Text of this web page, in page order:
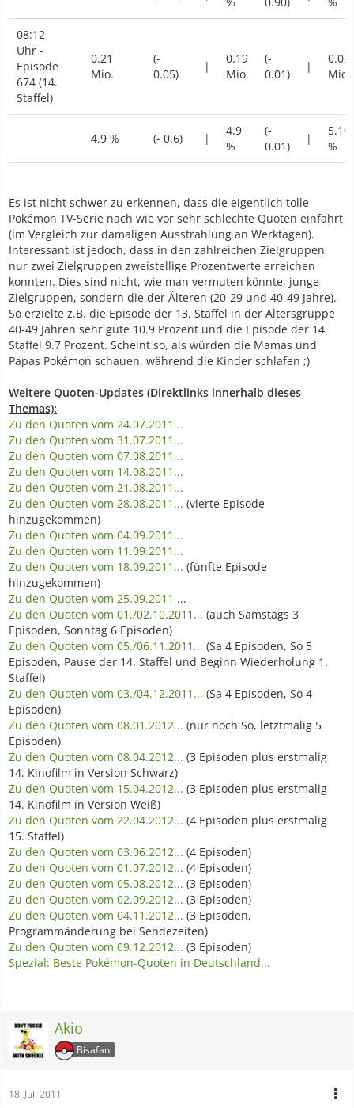
08:12
Uhr -
Episode
674 (14.
Staffel)
0.21
Mio.
(-
0.05)
|
0.19
Mio.
(-
0.01)
|
0.02
Mio.
4.9 % (- 0.6) |
4.9
%
(-
0.01)
|
5.10
%
Es ist nicht schwer zu erkennen, dass die eigentlich tolle
Pokémon TV-Serie nach wie vor sehr schlechte Quoten einfährt
(im Vergleich zur damaligen Ausstrahlung an Werktagen).
Interessant ist jedoch, dass in den zahlreichen Zielgruppen
nur zwei Zielgruppen zweistellige Prozentwerte erreichen
konnten. Dies sind nicht, wie man vermuten könnte, junge
Zielgruppen, sondern die der Älteren (20-29 und 40-49 Jahre).
So erzielte z.B. die Episode der 13. Staffel in der Altersgruppe
40-49 Jahren sehr gute 10.9 Prozent und die Episode der 14.
Staffel 9.7 Prozent. Scheint so, als würden die Mamas und
Papas Pokémon schauen, während die Kinder schlafen ;)
Weitere Quoten-Updates (Direktlinks innerhalb dieses
Themas):
Zu den Quoten vom 24.07.2011...
Zu den Quoten vom 31.07.2011...
Zu den Quoten vom 07.08.2011...
Zu den Quoten vom 14.08.2011...
Zu den Quoten vom 21.08.2011...
Zu den Quoten vom 28.08.2011... (vierte Episode
hinzugekommen)
Zu den Quoten vom 04.09.2011...
Zu den Quoten vom 11.09.2011...
Zu den Quoten vom 18.09.2011... (fünfte Episode
hinzugekommen)
Zu den Quoten vom 25.09.2011 ...
Zu den Quoten vom 01./02.10.2011... (auch Samstags 3
Episoden, Sonntag 6 Episoden)
Zu den Quoten vom 05./06.11.2011... (Sa 4 Episoden, So 5
Episoden, Pause der 14. Staffel und Beginn Wiederholung 1.
Staffel)
Zu den Quoten vom 03./04.12.2011... (Sa 4 Episoden, So 4
Episoden)
Zu den Quoten vom 08.01.2012... (nur noch So, letztmalig 5
Episoden)
Zu den Quoten vom 08.04.2012... (3 Episoden plus erstmalig
14. Kinofilm in Version Schwarz)
Zu den Quoten vom 15.04.2012... (3 Episoden plus erstmalig
14. Kinofilm in Version Weiß)
Zu den Quoten vom 22.04.2012... (4 Episoden plus erstmalig
15. Staffel)
Zu den Quoten vom 03.06.2012... (4 Episoden)
Zu den Quoten vom 01.07.2012... (4 Episoden)
Zu den Quoten vom 05.08.2012... (3 Episoden)
Zu den Quoten vom 02.09.2012... (3 Episoden)
Zu den Quoten vom 04.11.2012... (3 Episoden,
Programmänderung bei Sendezeiten)
Zu den Quoten vom 09.12.2012... (3 Episoden)
Spezial: Beste Pokémon-Quoten in Deutschland...
Akio
Bisafan
18. Juli 2011